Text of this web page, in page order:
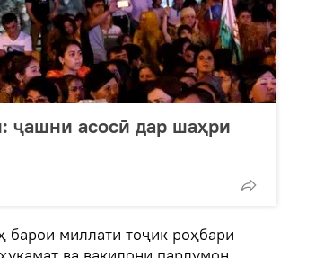
ҷашни асосӣ дар шаҳри
миллати тоҷик роҳбари